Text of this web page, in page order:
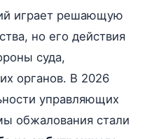
играет решающую
но его действия
суда,
органов. В 2026
управляющих
обжалования стали